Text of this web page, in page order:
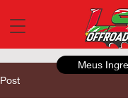
Meus
Post